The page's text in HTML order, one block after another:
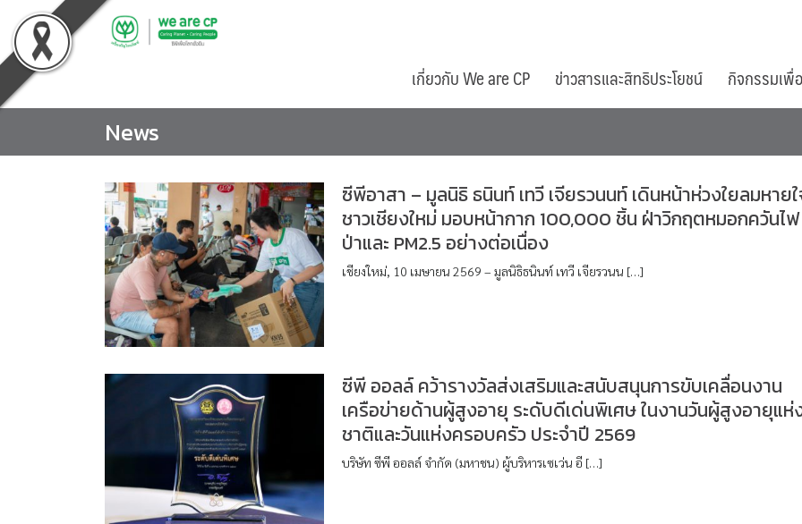
to
content
เกี่ยวกับ We are CP ข่าวสารและสิทธิประโยชน์ กิจกรรมเพื่
News
ซีพีอาสา – มูลนิธิ ธนินท์ เทวี เจียรวนนท์ เดินหน้าห่วงใยลมหาย
ชาวเชียงใหม่ มอบหน้ากาก 100,000 ชิ้น ฝ่าวิกฤตหมอกควันไฟ
ป่าและ PM2.5 อย่างต่อเนื่อง
เชียงใหม่, 10 เมษายน 2569 – มูลนิธิธนินท์ เทวี เจียรวนน […]
ซีพี ออลล์ คว้ารางวัลส่งเสริมและสนับสนุนการขับเคลื่อนงาน
เครือข่ายด้านผู้สูงอายุ ระดับดีเด่นพิเศษ ในงานวันผู้สูงอายุแห่
ชาติและวันแห่งครอบครัว ประจำปี 2569
บริษัท ซีพี ออลล์ จำกัด (มหาชน) ผู้บริหารเซเว่น อี […]